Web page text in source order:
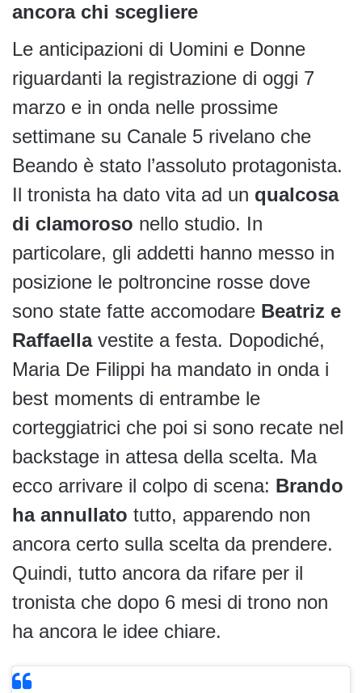
ancora chi scegliere
Le anticipazioni di Uomini e Donne
riguardanti la registrazione di oggi 7
marzo e in onda nelle prossime
settimane su Canale 5 rivelano che
Beando è stato l’assoluto protagonista.
Il tronista ha dato vita ad un qualcosa
di clamoroso nello studio. In
particolare, gli addetti hanno messo in
posizione le poltroncine rosse dove
sono state fatte accomodare Beatriz e
Raffaella vestite a festa. Dopodiché,
Maria De Filippi ha mandato in onda i
best moments di entrambe le
corteggiatrici che poi si sono recate nel
backstage in attesa della scelta. Ma
ecco arrivare il colpo di scena: Brando
ha annullato tutto, apparendo non
ancora certo sulla scelta da prendere.
Quindi, tutto ancora da rifare per il
tronista che dopo 6 mesi di trono non
ha ancora le idee chiare.